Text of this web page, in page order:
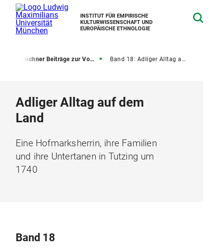
INSTITUT FÜR EMPIRISCHE
KULTURWISSENSCHAFT UND
EUROPÄISCHE ETHNOLOGIE
Münchner Beiträge zur Volkskunde Band 18: Adliger Alltag auf dem Land
Adliger Alltag auf dem
Land
Eine Hofmarksherrin, ihre Familien
und ihre Untertanen in Tutzing um
1740
Band 18